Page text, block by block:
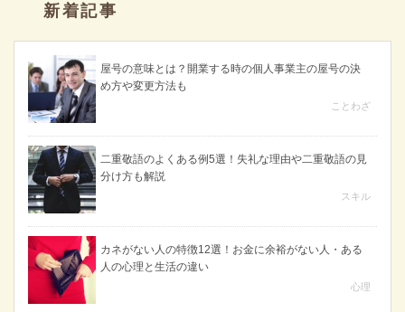
新着記事
屋号の意味とは？開業する時の個人事業主の屋号の決
め方や変更方法も
ことわざ
二重敬語のよくある例5選！失礼な理由や二重敬語の見
分け方も解説
スキル
カネがない人の特徴12選！お金に余裕がない人・ある
人の心理と生活の違い
心理